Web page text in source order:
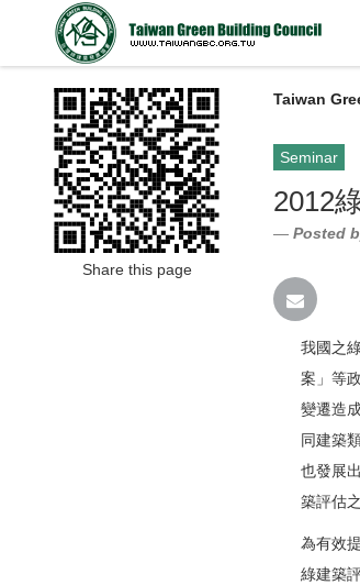
Taiwan
Seminar
2012
Posted
我國之
案」等
變遷造
同建築
也發展
築評估
為有效
綠建築
Share this page